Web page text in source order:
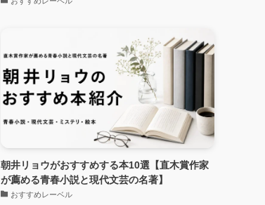
朝井リョウがおすすめする本10選【直木賞作家
が薦める青春小説と現代文芸の名著】
おすすめレーベル